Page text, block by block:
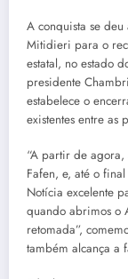
A conquista se
Mitidieri para o
estatal, no estado
presidente
estabelece o
existentes entre as
“A partir de
Fafen, e, até o
Notícia excelente
quando abrimos o
retomada”,
também alcança a